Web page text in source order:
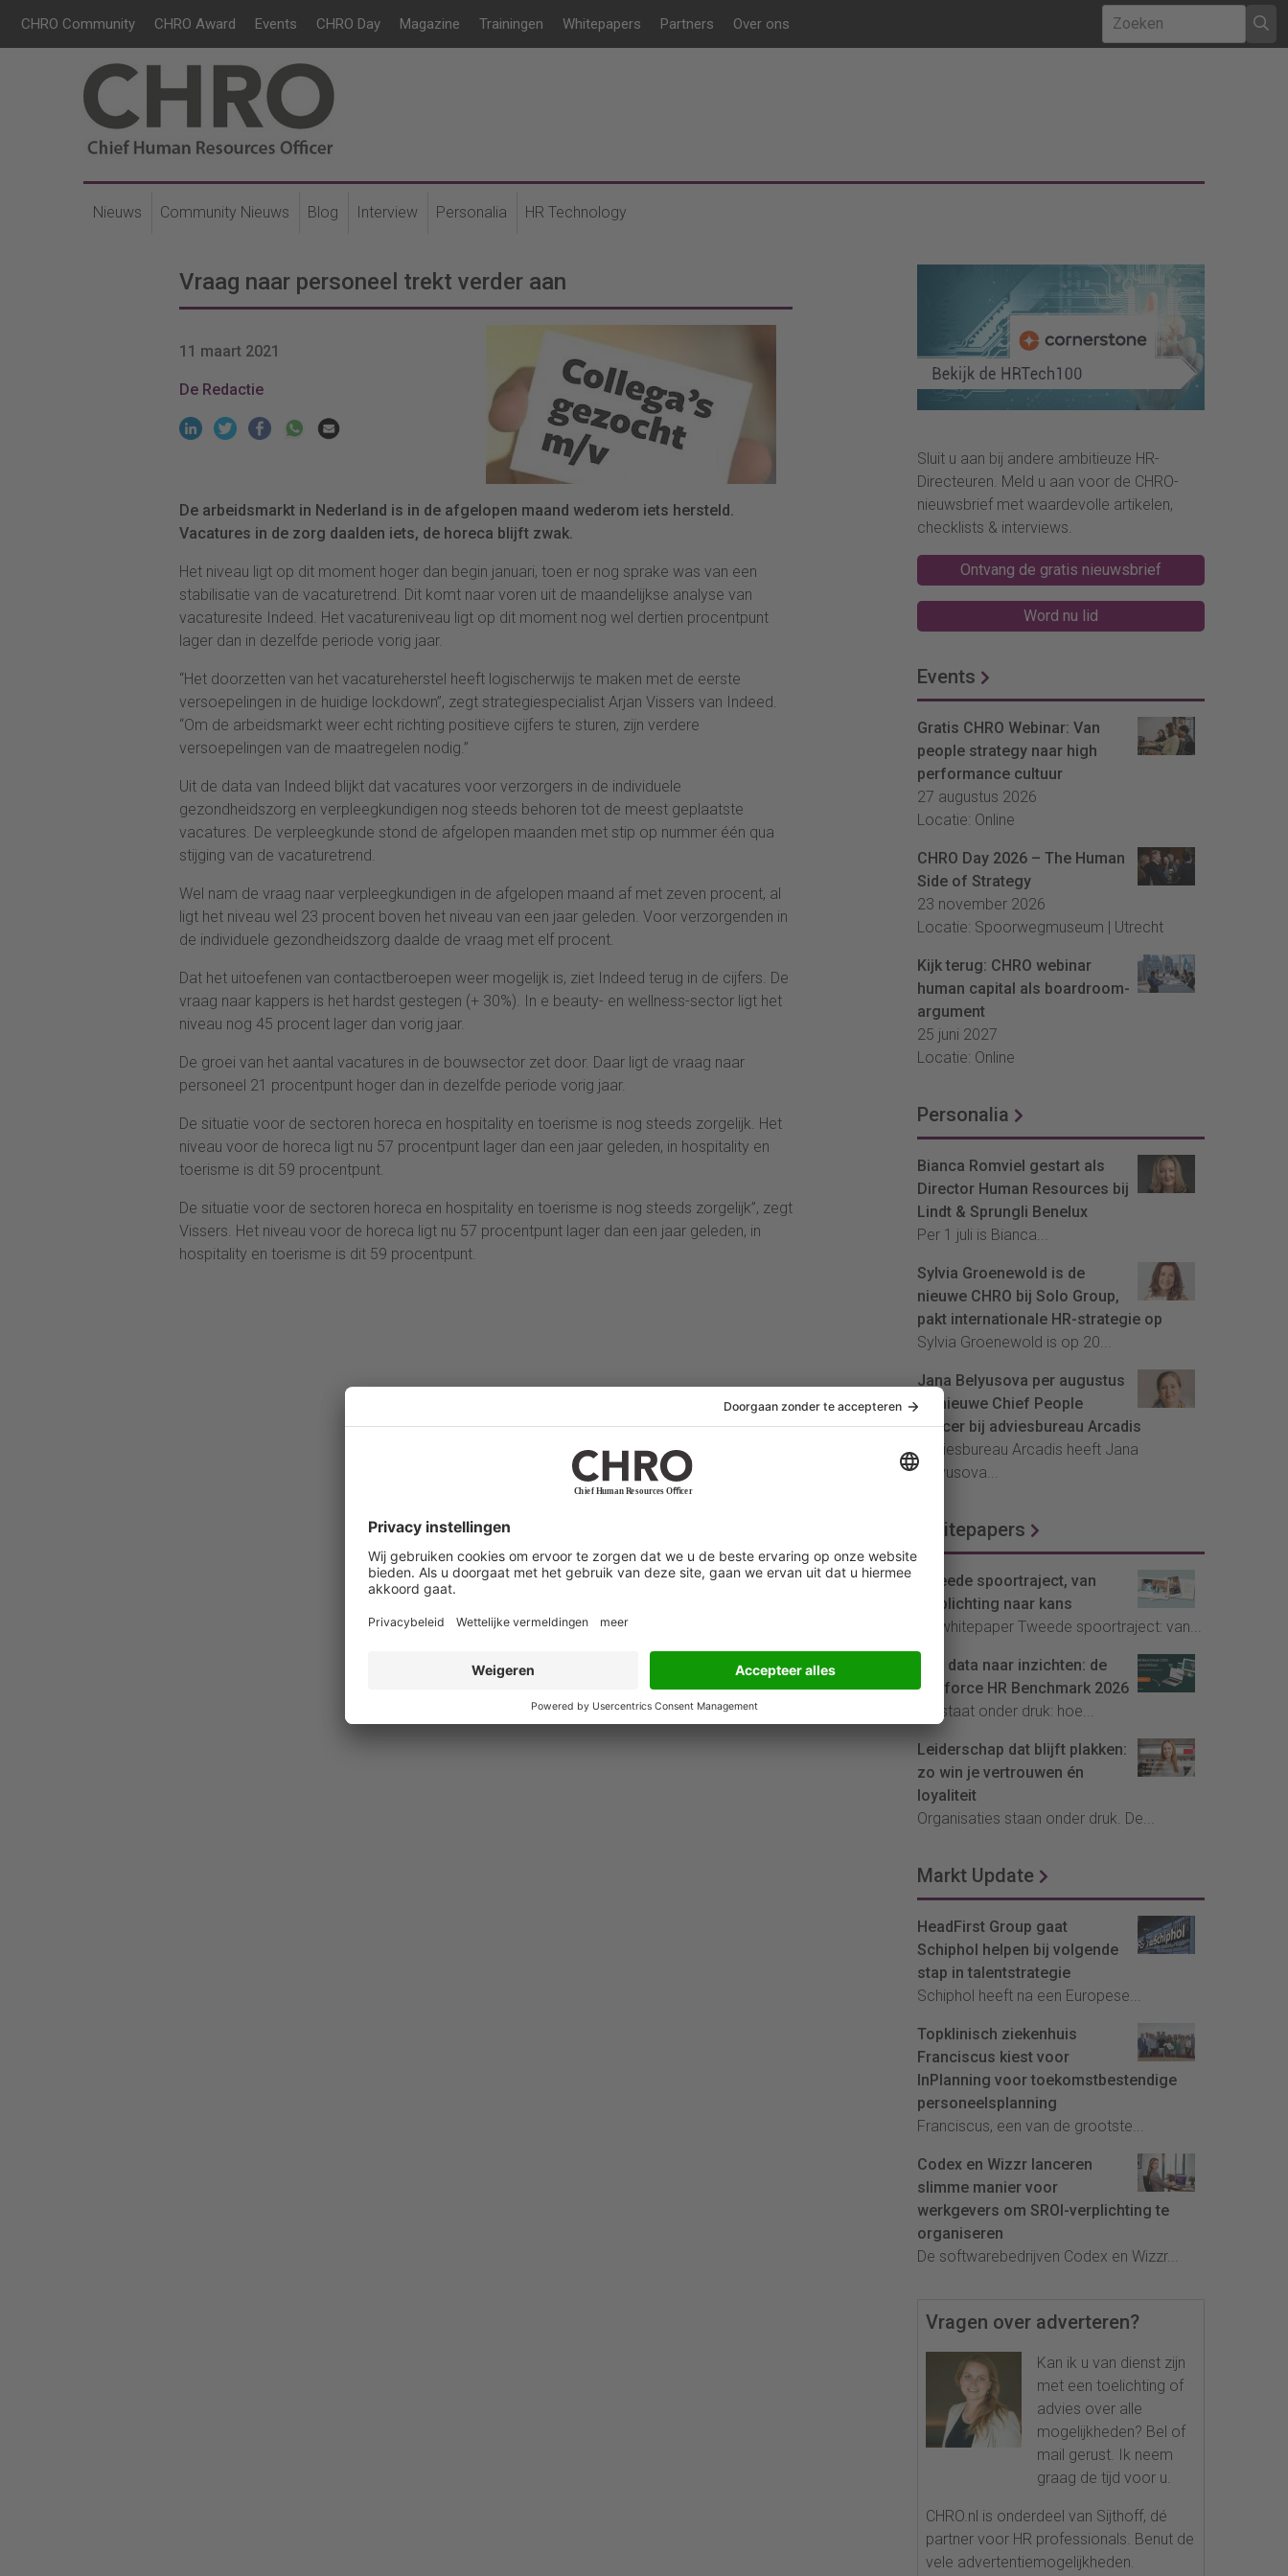
CHRO Community CHRO Award Events CHRO Day Magazine Trainingen Whitepapers Partners Over ons
Nieuws Community Nieuws Blog Interview Personalia HR Technology
Vraag naar personeel trekt verder aan
11 maart 2021
De Redactie
De arbeidsmarkt in Nederland is in de afgelopen maand wederom iets hersteld.
Vacatures in de zorg daalden iets, de horeca blijft zwak.
Het niveau ligt op dit moment hoger dan begin januari, toen er nog sprake was van een
stabilisatie van de vacaturetrend. Dit komt naar voren uit de maandelijkse analyse van
vacaturesite Indeed. Het vacatureniveau ligt op dit moment nog wel dertien procentpunt
lager dan in dezelfde periode vorig jaar.
“Het doorzetten van het vacatureherstel heeft logischerwijs te maken met de eerste
versoepelingen in de huidige lockdown”, zegt strategiespecialist Arjan Vissers van Indeed.
“Om de arbeidsmarkt weer echt richting positieve cijfers te sturen, zijn verdere
versoepelingen van de maatregelen nodig.”
Uit de data van Indeed blijkt dat vacatures voor verzorgers in de individuele
gezondheidszorg en verpleegkundigen nog steeds behoren tot de meest geplaatste
vacatures. De verpleegkunde stond de afgelopen maanden met stip op nummer één qua
stijging van de vacaturetrend.
Wel nam de vraag naar verpleegkundigen in de afgelopen maand af met zeven procent, al
ligt het niveau wel 23 procent boven het niveau van een jaar geleden. Voor verzorgenden in
de individuele gezondheidszorg daalde de vraag met elf procent.
Dat het uitoefenen van contactberoepen weer mogelijk is, ziet Indeed terug in de cijfers. De
vraag naar kappers is het hardst gestegen (+ 30%). In e beauty- en wellness-sector ligt het
niveau nog 45 procent lager dan vorig jaar.
De groei van het aantal vacatures in de bouwsector zet door. Daar ligt de vraag naar
personeel 21 procentpunt hoger dan in dezelfde periode vorig jaar.
De situatie voor de sectoren horeca en hospitality en toerisme is nog steeds zorgelijk. Het
niveau voor de horeca ligt nu 57 procentpunt lager dan een jaar geleden, in hospitality en
toerisme is dit 59 procentpunt.
De situatie voor de sectoren horeca en hospitality en toerisme is nog steeds zorgelijk”, zegt
Vissers. Het niveau voor de horeca ligt nu 57 procentpunt lager dan een jaar geleden, in
hospitality en toerisme is dit 59 procentpunt.
Sluit u aan bij andere ambitieuze HR-
Directeuren. Meld u aan voor de CHRO-
nieuwsbrief met waardevolle artikelen,
checklists & interviews.
Ontvang de gratis nieuwsbrief
Word nu lid
Events
Gratis CHRO Webinar: Van
people strategy naar high
performance cultuur
27 augustus 2026
Locatie: Online
CHRO Day 2026 – The Human
Side of Strategy
23 november 2026
Locatie: Spoorwegmuseum | Utrecht
Kijk terug: CHRO webinar
human capital als boardroom-
argument
25 juni 2027
Locatie: Online
Personalia
Bianca Romviel gestart als
Director Human Resources bij
Lindt & Sprungli Benelux
Per 1 juli is Bianca...
Sylvia Groenewold is de
nieuwe CHRO bij Solo Group,
pakt internationale HR-strategie op
Sylvia Groenewold is op 20...
Jana Belyusova per augustus
de nieuwe Chief People
Officer bij adviesbureau Arcadis
Adviesbureau Arcadis heeft Jana
Belyusova...
Whitepapers
Tweede spoortraject, van
verplichting naar kans
De whitepaper Tweede spoortraject: van...
Van data naar inzichten: de
Youforce HR Benchmark 2026
HR staat onder druk: hoe...
Leiderschap dat blijft plakken:
zo win je vertrouwen én
loyaliteit
Organisaties staan onder druk. De...
Markt Update
HeadFirst Group gaat
Schiphol helpen bij volgende
stap in talentstrategie
Schiphol heeft na een Europese...
Topklinisch ziekenhuis
Franciscus kiest voor
InPlanning voor toekomstbestendige
personeelsplanning
Franciscus, een van de grootste...
Codex en Wizzr lanceren
slimme manier voor
werkgevers om SROI-verplichting te
organiseren
De softwarebedrijven Codex en Wizzr...
Vragen over adverteren?
Kan ik u van dienst zijn
met een toelichting of
advies over alle
mogelijkheden? Bel of
mail gerust. Ik neem
graag de tijd voor u.
CHRO.nl is onderdeel van Sijthoff, dé
partner voor HR professionals. Benut de
vele advertentiemogelijkheden.